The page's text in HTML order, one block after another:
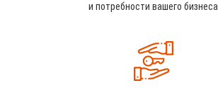
и потребности вашего бизнеса